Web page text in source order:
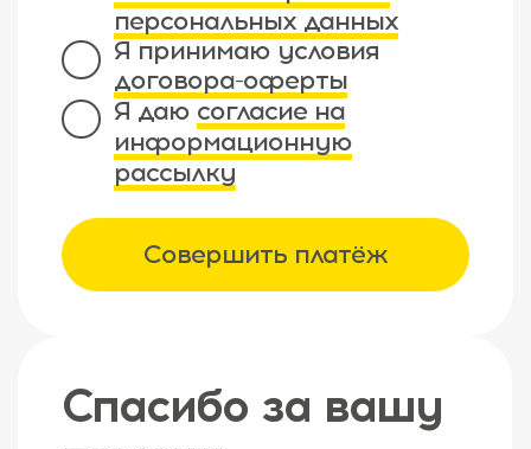
персональных данных
Я принимаю условия
договора-оферты
Я даю согласие на
информационную
рассылку
Совершить платёж
Спасибо за вашу